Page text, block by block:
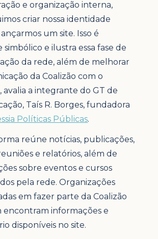
e organização interna,
criar nossa identidade
um site. Isso é
simbólico e ilustra essa fase de
da rede, além de melhorar
da Coalizão com o
avalia a integrante do GT de
Taís R. Borges, fundadora
Políticas Públicas.
reúne notícias, publicações,
e relatórios, além de
sobre eventos e cursos
pela rede. Organizações
em fazer parte da Coalizão
encontram informações e
disponíveis no site.